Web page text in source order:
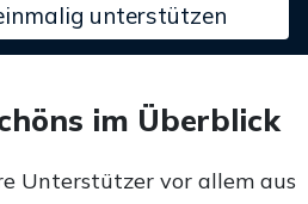
unterstützen
im Überblick
Unterstützer vor allem aus